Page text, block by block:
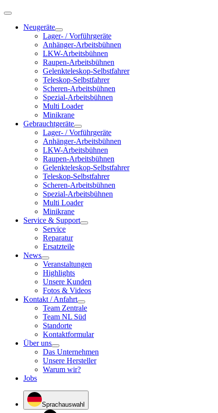
Neugeräte
Lager- / Vorführgeräte
Anhänger-Arbeitsbühnen
LKW-Arbeitsbühnen
Raupen-Arbeitsbühnen
Gelenkteleskop-Selbstfahrer
Teleskop-Selbstfahrer
Scheren-Arbeitsbühnen
Spezial-Arbeitsbühnen
Multi Loader
Minikrane
Gebrauchtgeräte
Lager- / Vorführgeräte
Anhänger-Arbeitsbühnen
LKW-Arbeitsbühnen
Raupen-Arbeitsbühnen
Gelenkteleskop-Selbstfahrer
Teleskop-Selbstfahrer
Scheren-Arbeitsbühnen
Spezial-Arbeitsbühnen
Multi Loader
Minikrane
Service & Support
Service
Reparatur
Ersatzteile
News
Veranstaltungen
Highlights
Unsere Kunden
Fotos & Videos
Kontakt / Anfahrt
Team Zentrale
Team NL Süd
Standorte
Kontaktformular
Über uns
Das Unternehmen
Unsere Hersteller
Warum wir?
Jobs
Sprachauswahl